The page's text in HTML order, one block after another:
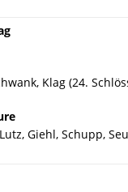
Klag (24.
Giehl, Schupp,